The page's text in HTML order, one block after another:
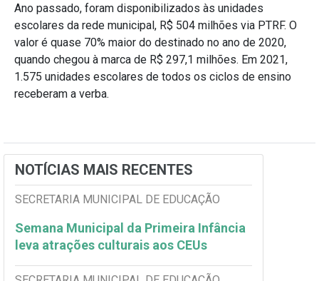
Ano passado, foram disponibilizados às unidades
escolares da rede municipal, R$ 504 milhões via PTRF. O
valor é quase 70% maior do destinado no ano de 2020,
quando chegou à marca de R$ 297,1 milhões. Em 2021,
1.575 unidades escolares de todos os ciclos de ensino
receberam a verba.
NOTÍCIAS MAIS RECENTES
SECRETARIA MUNICIPAL DE EDUCAÇÃO
Semana Municipal da Primeira Infância
leva atrações culturais aos CEUs